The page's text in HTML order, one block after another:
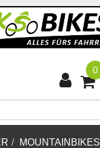
0
MOUNTAINBIKES